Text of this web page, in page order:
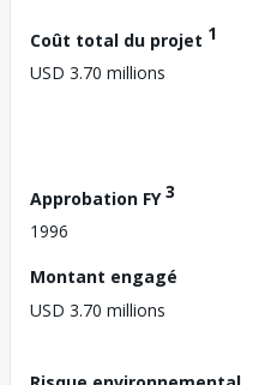
Coût total du projet 1
USD 3.70 millions
Approbation FY3
1996
Montant engagé
USD 3.70 millions